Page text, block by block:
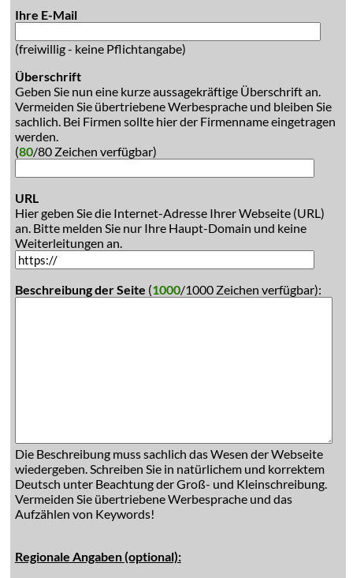
Ihre E-Mail
(freiwillig - keine Pflichtangabe)
Überschrift
Geben Sie nun eine kurze aussagekräftige Überschrift an.
Vermeiden Sie übertriebene Werbesprache und bleiben Sie
sachlich. Bei Firmen sollte hier der Firmenname eingetragen
werden.
(80/80 Zeichen verfügbar)
URL
Hier geben Sie die Internet-Adresse Ihrer Webseite (URL)
an. Bitte melden Sie nur Ihre Haupt-Domain und keine
Weiterleitungen an.
Beschreibung der Seite (1000/1000 Zeichen verfügbar):
Die Beschreibung muss sachlich das Wesen der Webseite
wiedergeben. Schreiben Sie in natürlichem und korrektem
Deutsch unter Beachtung der Groß- und Kleinschreibung.
Vermeiden Sie übertriebene Werbesprache und das
Aufzählen von Keywords!
Regionale Angaben (optional):